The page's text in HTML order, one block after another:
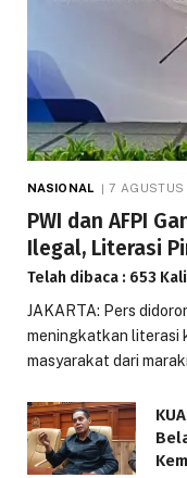
NASIONAL 7
PWI dan AFPI
Ilegal, Literasi
Telah dibaca : 653
JAKARTA: Pers
meningkatkan literasi
masyarakat dari